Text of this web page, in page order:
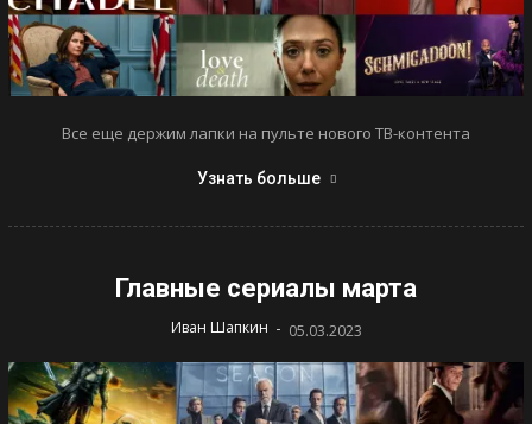
Все еще держим лапки на пульте нового ТВ-контента
Узнать больше
Главные сериалы марта
Иван Шапкин - 05.03.2023